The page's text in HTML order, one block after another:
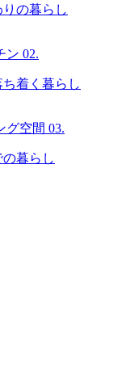
の暮らし
02.
着く暮らし
03.
暮らし